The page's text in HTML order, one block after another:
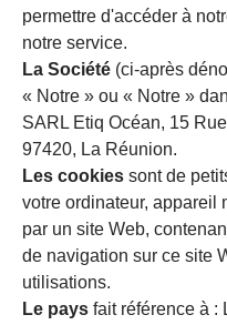
permettre d'accéder à
notre service.
La Société (ci-après
« Notre » ou « Notre »
SARL Etiq Océan, 15
97420, La Réunion.
Les cookies sont de
votre ordinateur, appareil
par un site Web,
de navigation sur ce site
utilisations.
Le pays fait référence à :